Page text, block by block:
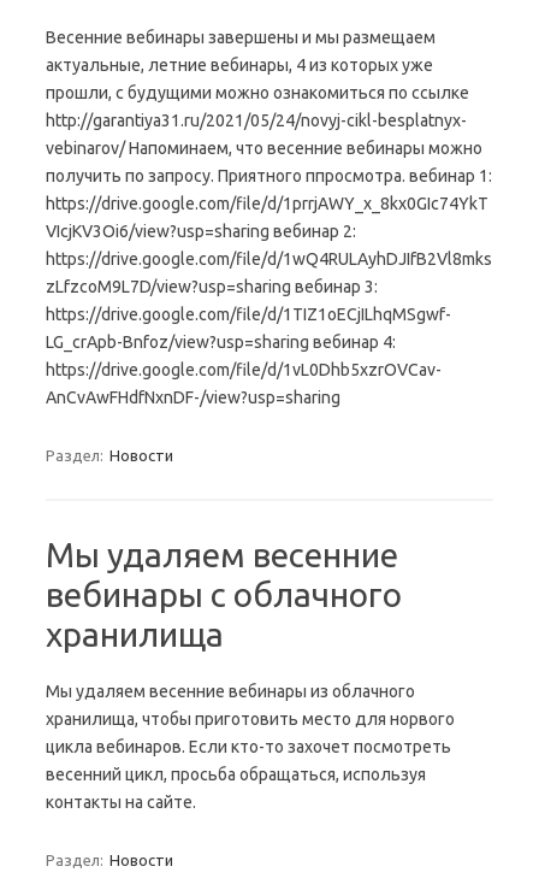
Весенние вебинары завершены и мы размещаем
актуальные, летние вебинары, 4 из которых уже
прошли, с будущими можно ознакомиться по ссылке
http://garantiya31.ru/2021/05/24/novyj-cikl-besplatnyx-
vebinarov/ Напоминаем, что весенние вебинары можно
получить по запросу. Приятного ппросмотра. вебинар 1:
https://drive.google.com/file/d/1prrjAWY_x_8kx0GIc74YkT
VIcjKV3Oi6/view?usp=sharing вебинар 2:
https://drive.google.com/file/d/1wQ4RULAyhDJIfB2Vl8mks
zLfzcoM9L7D/view?usp=sharing вебинар 3:
https://drive.google.com/file/d/1TIZ1oECjILhqMSgwf-
LG_crApb-Bnfoz/view?usp=sharing вебинар 4:
https://drive.google.com/file/d/1vL0Dhb5xzrOVCav-
AnCvAwFHdfNxnDF-/view?usp=sharing
Раздел: Новости
Мы удаляем весенние
вебинары с облачного
хранилища
Мы удаляем весенние вебинары из облачного
хранилища, чтобы приготовить место для норвого
цикла вебинаров. Если кто-то захочет посмотреть
весенний цикл, просьба обращаться, используя
контакты на сайте.
Раздел: Новости